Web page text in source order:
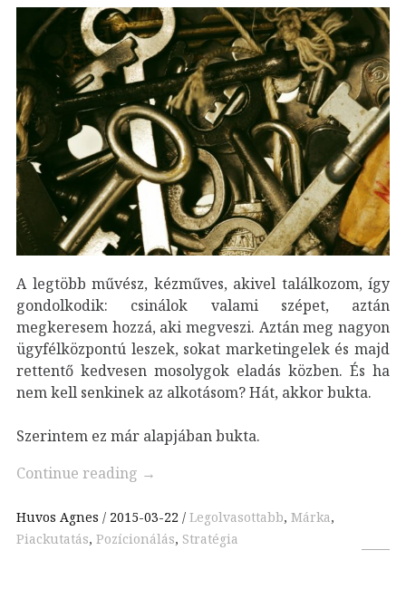
A legtöbb művész, kézműves, akivel találkozom, így
gondolkodik: csinálok valami szépet, aztán
megkeresem hozzá, aki megveszi. Aztán meg nagyon
ügyfélközpontú leszek, sokat marketingelek és majd
rettentő kedvesen mosolygok eladás közben. És ha
nem kell senkinek az alkotásom? Hát, akkor bukta.
Szerintem ez már alapjában bukta.
Continue reading →
Huvos Agnes 2015-03-22 Legolvasottabb, Márka,
Piackutatás, Pozícionálás, Stratégia